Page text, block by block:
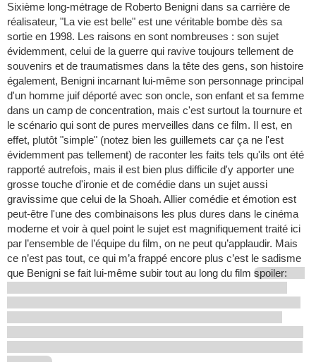
Sixième long-métrage de Roberto Benigni dans sa carrière de
réalisateur, "La vie est belle" est une véritable bombe dès sa
sortie en 1998. Les raisons en sont nombreuses : son sujet
évidemment, celui de la guerre qui ravive toujours tellement de
souvenirs et de traumatismes dans la tête des gens, son histoire
également, Benigni incarnant lui-même son personnage principal
d'un homme juif déporté avec son oncle, son enfant et sa femme
dans un camp de concentration, mais c'est surtout la tournure et
le scénario qui sont de pures merveilles dans ce film. Il est, en
effet, plutôt "simple" (notez bien les guillemets car ça ne l'est
évidemment pas tellement) de raconter les faits tels qu'ils ont été
rapporté autrefois, mais il est bien plus difficile d'y apporter une
grosse touche d'ironie et de comédie dans un sujet aussi
gravissime que celui de la Shoah. Allier comédie et émotion est
peut-être l'une des combinaisons les plus dures dans le cinéma
moderne et voir à quel point le sujet est magnifiquement traité ici
par l’ensemble de l’équipe du film, on ne peut qu’applaudir. Mais
ce n’est pas tout, ce qui m’a frappé encore plus c’est le sadisme
que Benigni se fait lui-même subir tout au long du film spoiler: